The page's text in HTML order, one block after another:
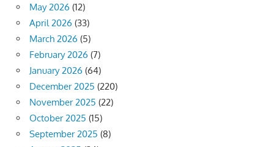
May 2026 (12)
April 2026 (33)
March 2026 (5)
February 2026 (7)
January 2026 (64)
December 2025 (220)
November 2025 (22)
October 2025 (15)
September 2025 (8)